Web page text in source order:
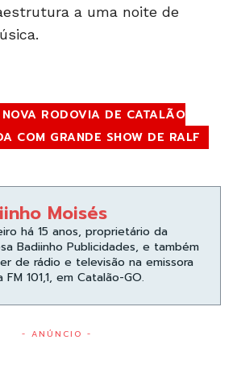
a uma noite de
RODOVIA DE CATALÃO
COM GRANDE SHOW DE RALF
Moisés
há 15 anos, proprietário da
Badiinho Publicidades, e também
de rádio e televisão na emissora
FM 101,1, em Catalão-GO.
- ANÚNCIO -